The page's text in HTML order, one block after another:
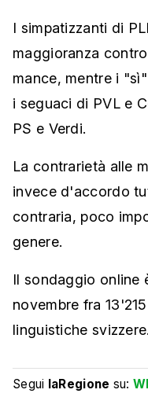
I simpatizzanti di
maggioranza
mance, mentre i
i seguaci di PVL e
PS e Verdi.
La contrarietà alle
invece d'accordo
contraria, poco
genere.
Il sondaggio online
novembre fra
linguistiche svizzere.
Segui laRegione su: